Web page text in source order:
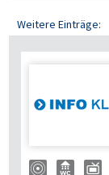
Weitere Einträge: